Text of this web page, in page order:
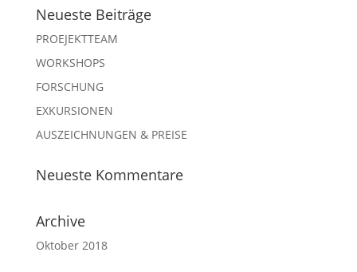
Neueste Beiträge
PROEJEKTTEAM
WORKSHOPS
FORSCHUNG
EXKURSIONEN
AUSZEICHNUNGEN & PREISE
Neueste Kommentare
Archive
Oktober 2018